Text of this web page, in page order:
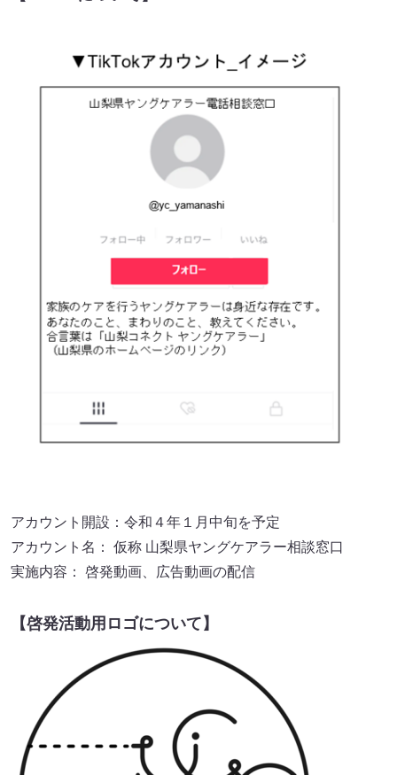
アカウント開設：令和４年１月中旬を予定
アカウント名： 仮称 山梨県ヤングケアラー相談窓口
実施内容： 啓発動画、広告動画の配信
【啓発活動用ロゴについて】